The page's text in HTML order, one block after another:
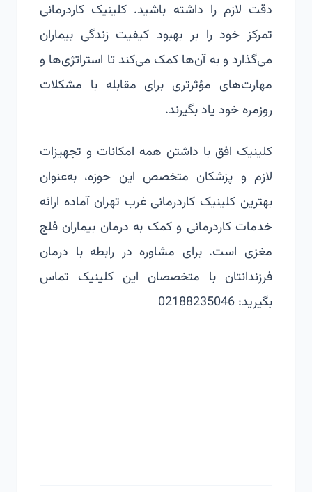
دقت لازم را داشته باشید. کلینیک کاردرمانی
تمرکز خود را بر بهبود کیفیت زندگی بیماران
می‌گذارد و به آن‌ها کمک می‌کند تا استراتژی‌ها و
مهارت‌های مؤثرتری برای مقابله با مشکلات
روزمره خود یاد بگیرند.
کلینیک افق با داشتن همه امکانات و تجهیزات
لازم و پزشکان متخصص این حوزه، به‌عنوان
بهترین کلینیک کاردرمانی غرب تهران آماده ارائه
خدمات کاردرمانی و کمک به درمان بیماران فلج
مغزی است. برای مشاوره در رابطه با درمان
فرزندانتان با متخصصان این کلینیک تماس
بگیرید: 02188235046